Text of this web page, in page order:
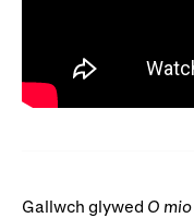
Gallwch glywed O